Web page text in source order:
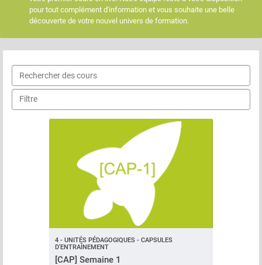
pour tout complément d'information et vous souhaite une belle
découverte de votre nouvel univers de formation.
4 - UNITÉS PÉDAGOGIQUES - CAPSULES
D'ENTRAÎNEMENT
[CAP] Semaine 1